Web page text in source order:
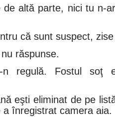
altă parte, nici tu
că sunt suspect,
răspunse.
regulă. Fostul soţ
eşti eliminat de pe
a înregistrat camera